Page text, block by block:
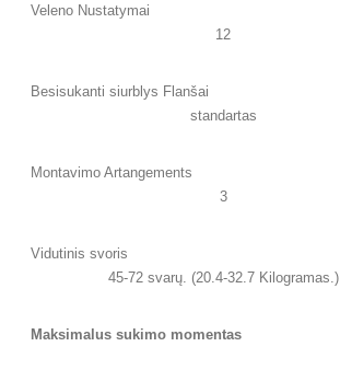
Veleno Nustatymai
12
Besisukanti siurblys Flanšai
standartas
Montavimo Artangements
3
Vidutinis svoris
45-72 svarų. (20.4-32.7 Kilogramas.)
Maksimalus sukimo momentas